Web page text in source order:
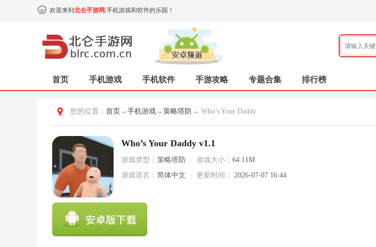
欢迎来到 北仑手游网,手机游戏和软件的乐园！
首页 手机游戏 手机软件 手游攻略 专题合集 排行榜
您的位置： 首页 → 手机游戏 → 策略塔防 → Who’s Your Daddy
Who’s Your Daddy v1.1
游戏类型： 策略塔防 游戏大小： 64.11M
游戏语言： 简体中文 更新时间： 2026-07-07 16:44